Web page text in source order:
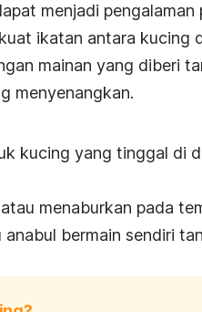
menjadi pengalaman
ikatan antara kucing
mainan yang diberi
menyenangkan.
kucing yang tinggal di
atau menaburkan pada
bermain sendiri